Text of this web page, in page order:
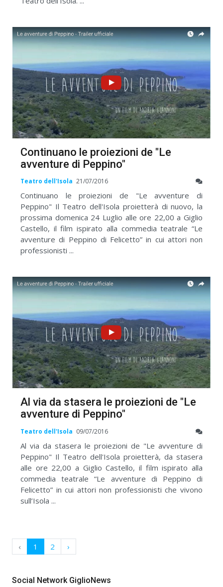
Continuano le proiezioni de "Le
avventure di Peppino"
Teatro dell'Isola 21/07/2016
Continuano le proiezioni de "Le avventure di
Peppino" Il Teatro dell'Isola proietterà di nuovo, la
prossima domenica 24 Luglio alle ore 22,00 a Giglio
Castello, il film ispirato alla commedia teatrale “Le
avventure di Peppino di Felicetto” in cui attori non
professionisti ...
Al via da stasera le proiezioni de "Le
avventure di Peppino"
Teatro dell'Isola 09/07/2016
Al via da stasera le proiezioni de "Le avventure di
Peppino" Il Teatro dell'Isola proietterà, da stasera
alle ore 22,00 a Giglio Castello, il film ispirato alla
commedia teatrale “Le avventure di Peppino di
Felicetto” in cui attori non professionisti che vivono
sull’Isola ...
‹ 1 2 ›
Social Network GiglioNews